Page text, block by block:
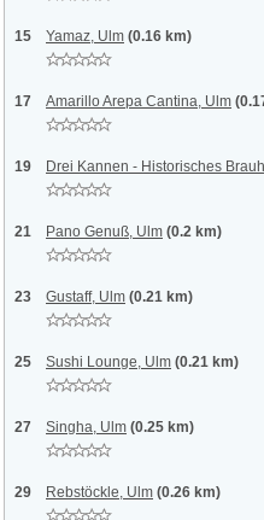
15 Yamaz, Ulm (0.16 km)
17 Amarillo Arepa Cantina, Ulm
19 Drei Kannen - Historisches
21 Pano Genuß, Ulm (0.2 km)
23 Gustaff, Ulm (0.21 km)
25 Sushi Lounge, Ulm (0.21 km)
27 Singha, Ulm (0.25 km)
29 Rebstöckle, Ulm (0.26 km)